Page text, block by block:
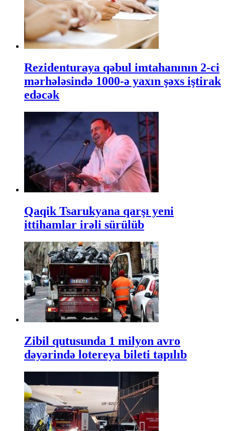
Rezidenturaya qəbul imtahanının 2-ci
mərhələsində 1000-ə yaxın şəxs iştirak
edəcək
Qaqik Tsarukyana qarşı yeni
ittihamlar irəli sürülüb
Zibil qutusunda 1 milyon avro
dəyərində lotereya bileti tapılıb